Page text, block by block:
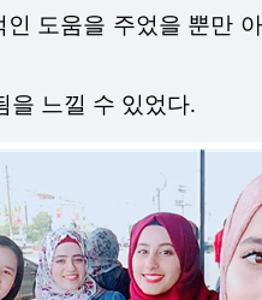
도움을 주었을 뿐만
을 느낄 수 있었다.